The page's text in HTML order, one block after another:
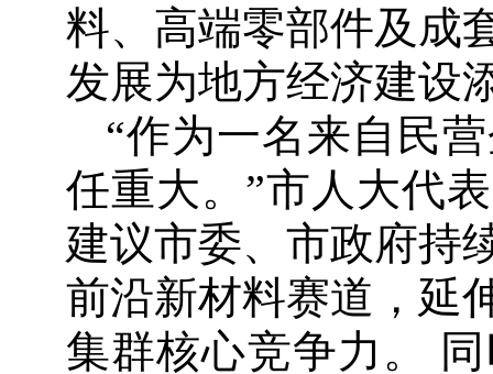
料、高端零部件及成
发展为地方经济建设
“作为一名来自民
任重大。”市人大代
建议市委、市政府持
前沿新材料赛道，延
集群核心竞争力。